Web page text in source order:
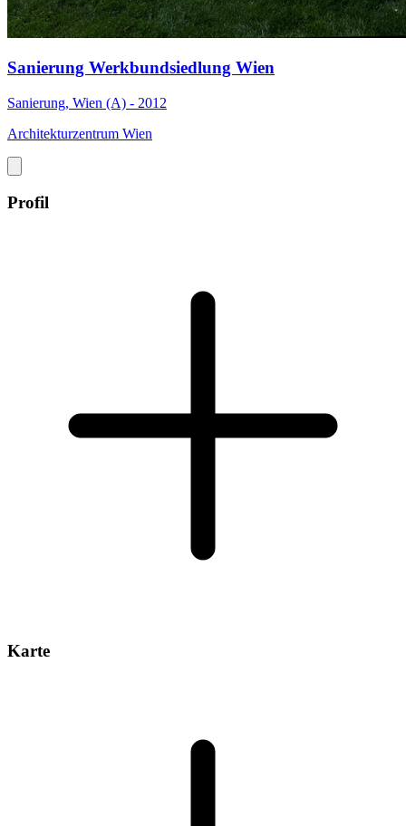
Sanierung Werkbundsiedlung Wien
Sanierung, Wien (A) - 2012
Architekturzentrum Wien
Profil
Karte